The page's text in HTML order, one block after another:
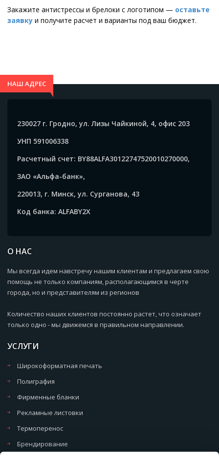
Закажите антистрессы и брелоки с логотипом — оставьте
заявку и получите расчет и варианты под ваш бюджет.
НАШ АДРЕС
230027 г. Гродно, ул. Лизы Чайкиной, 4, офис 203
УНП 591006338
Расчетный счет: BY88ALFA30122747520010270000,
ЗАО «Альфа-банк»,
220013, г. Минск, ул. Сурганова, 43
Код банка: ALFABY2X
О НАС
Мы всегда идем навстречу нашим клиентам и предлагаем свою
помощь не только компаниям, располагающимся в черте
города, но и представителям из регионов
Количество наших клиентов постоянно растет, что означает
только одно - мы движемся в правильном направлении.
УСЛУГИ
Широкоформатная печать
Полиграфия
Фирменные бланки
Рекламные листовки
Термоперенос
Брендирование